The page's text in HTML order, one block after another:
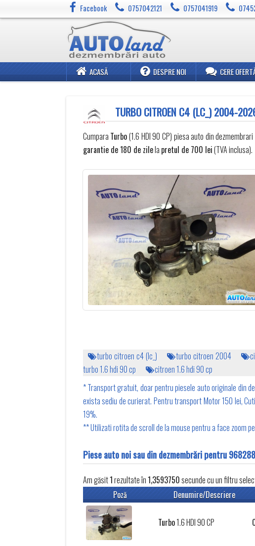
Facebook 0757042121 0757041919
ACASĂ DESPRE NOI CERE
TURBO CITROEN C4 (LC_) 2004-
Cumpara Turbo(1.6 HDI 90 CP) piesa auto din
garantie de 180 de zilela pretul de 700 lei(TVA inclusa).
turbo citroen c4 (lc_) turbo citroen 2004
turbo 1.6 hdi 90 cp
citroen 1.6 hdi 90 cp
* Transport gratuit, doar pentru piesele auto originale din
exista sediu de curierat. Pentru transport Motor 150 lei,
19%.
** Utilizati rotita de scroll de la mouse pentru a face zoom
Piese auto noi sau din dezmembrări pentru
Am găsit1rezultate în1,3593750secunde cu un filtru
Poză
Denumire/Descriere
Turbo1.6 HDI 90 CP